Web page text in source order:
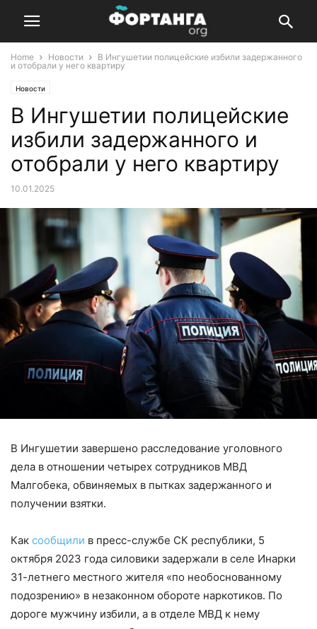
Home Новости
В Ингушетии полицейские избили задержанного
и отобрали у него квартиру
Новости
В Ингушетии полицейские
избили задержанного и
отобрали у него квартиру
10.01.2025
В Ингушетии завершено расследование уголовного
дела в отношении четырех сотрудников МВД
Малгобека, обвиняемых в пытках задержанного и
получении взятки.
Как сообщили в пресс-службе СК республики, 5
октября 2023 года силовики задержали в селе Инарки
31-летнего местного жителя «по необоснованному
подозрению» в незаконном обороте наркотиков. По
дороге мужчину избили, а в отделе МВД к нему